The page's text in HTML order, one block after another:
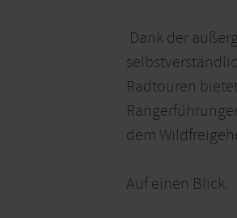
Dank der
Radtouren
dem
Auf einen Blick: